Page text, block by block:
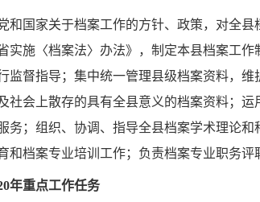
和国家关于档案工作的方针、政策，对全
实施〈档案法〉办法》，制定本县档案工
监督指导；集中统一管理县级档案资料，
社会上散存的具有全县意义的档案资料；
务；组织、协调、指导全县档案学术理论
和档案专业培训工作；负责档案专业职务
年重点工作任务